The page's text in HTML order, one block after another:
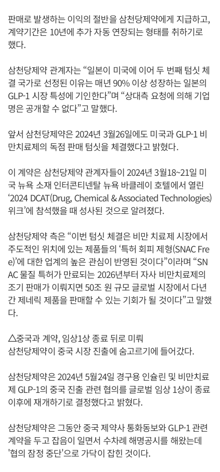
판매로 발생하는 이익의 절반을 삼천당제약에게 지급하고,
계약기간은 10년에 추가 자동 연장되는 형태를 취하기로
했다.
삼천당제약 관계자는 “일본이 미국에 이어 두 번째 텀싯 체
결 국가로 선정된 이유는 매년 90% 이상 성장하는 일본의
GLP-1 시장 특성에 기인한다”며 “상대측 요청에 의해 기업
명은 공개할 수 없다”고 말했다.
앞서 삼천당제약은 2024년 3월26일에도 미국과 GLP-1 비
만치료제의 독점 판매 텀싯을 체결했다고 밝혔다.
이 계약은 삼천당제약 관계자들이 2024년 3월18~21일 미
국 뉴욕 소재 인터콘티넨탈 뉴욕 바클레이 호텔에서 열린
‘2024 DCAT(Drug, Chemical & Associated Technologies)
위크’에 참석했을 때 성사된 것으로 알려졌다.
삼천당제약 측은 “이번 텀싯 체결은 비만 치료제 시장에서
주도적인 위치에 있는 제품들의 ‘특허 회피 제형(SNAC Fre
e)’에 대한 업계의 높은 관심이 반영된 것이다”이라며 “SN
AC 물질 특허가 만료되는 2026년부터 자사 비만치료제의
조기 판매가 이뤄지면 50조 원 규모 글로벌 시장에서 다년
간 제네릭 제품을 판매할 수 있는 기회가 될 것이다”고 말했
다.
△중국과 계약, 임상1상 종료 뒤로 미뤄
삼천당제약이 중국 시장 진출에 숨고르기에 들어갔다.
삼천당제약은 2024년 5월24일 경구용 인슐린 및 비만치료
제 GLP-1의 중국 진출 관련 협의를 글로벌 임상 1상이 종료
이후에 재개하기로 결정했다고 밝혔다.
삼천당제약은 그동안 중국 제약사 통화동보와 GLP-1 관련
계약을 두고 잡음이 일면서 수차례 해명공시를 해왔는데
'협의 잠정 중단'으로 가닥이 잡힌 것이다.